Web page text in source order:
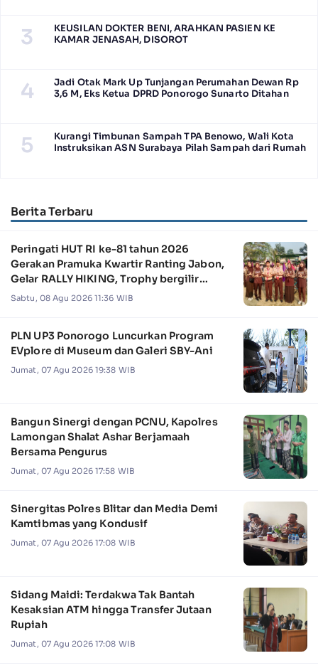
3
KEUSILAN DOKTER BENI, ARAHKAN PASIEN KE
KAMAR JENASAH, DISOROT
4
Jadi Otak Mark Up Tunjangan Perumahan Dewan Rp
3,6 M, Eks Ketua DPRD Ponorogo Sunarto Ditahan
5
Kurangi Timbunan Sampah TPA Benowo, Wali Kota
Instruksikan ASN Surabaya Pilah Sampah dari Rumah
Berita Terbaru
Peringati HUT RI ke-81 tahun 2026
Gerakan Pramuka Kwartir Ranting Jabon,
Gelar RALLY HIKING, Trophy bergilir
Camat Jabon
Sabtu, 08 Agu 2026 11:36 WIB
PLN UP3 Ponorogo Luncurkan Program
EVplore di Museum dan Galeri SBY-Ani
Jumat, 07 Agu 2026 19:38 WIB
Bangun Sinergi dengan PCNU, Kapolres
Lamongan Shalat Ashar Berjamaah
Bersama Pengurus
Jumat, 07 Agu 2026 17:58 WIB
Sinergitas Polres Blitar dan Media Demi
Kamtibmas yang Kondusif
Jumat, 07 Agu 2026 17:08 WIB
Sidang Maidi: Terdakwa Tak Bantah
Kesaksian ATM hingga Transfer Jutaan
Rupiah
Jumat, 07 Agu 2026 17:08 WIB